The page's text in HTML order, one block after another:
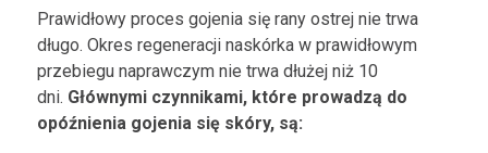
Prawidłowy proces gojenia się rany ostrej nie trwa
długo. Okres regeneracji naskórka w prawidłowym
przebiegu naprawczym nie trwa dłużej niż 10
dni. Głównymi czynnikami, które prowadzą do
opóźnienia gojenia się skóry, są: